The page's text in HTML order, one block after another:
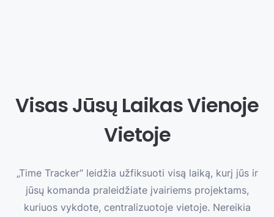
Visas Jūsų Laikas Vienoje
Vietoje
„Time Tracker“ leidžia užfiksuoti visą laiką, kurį jūs ir
jūsų komanda praleidžiate įvairiems projektams,
kuriuos vykdote, centralizuotoje vietoje. Nereikia